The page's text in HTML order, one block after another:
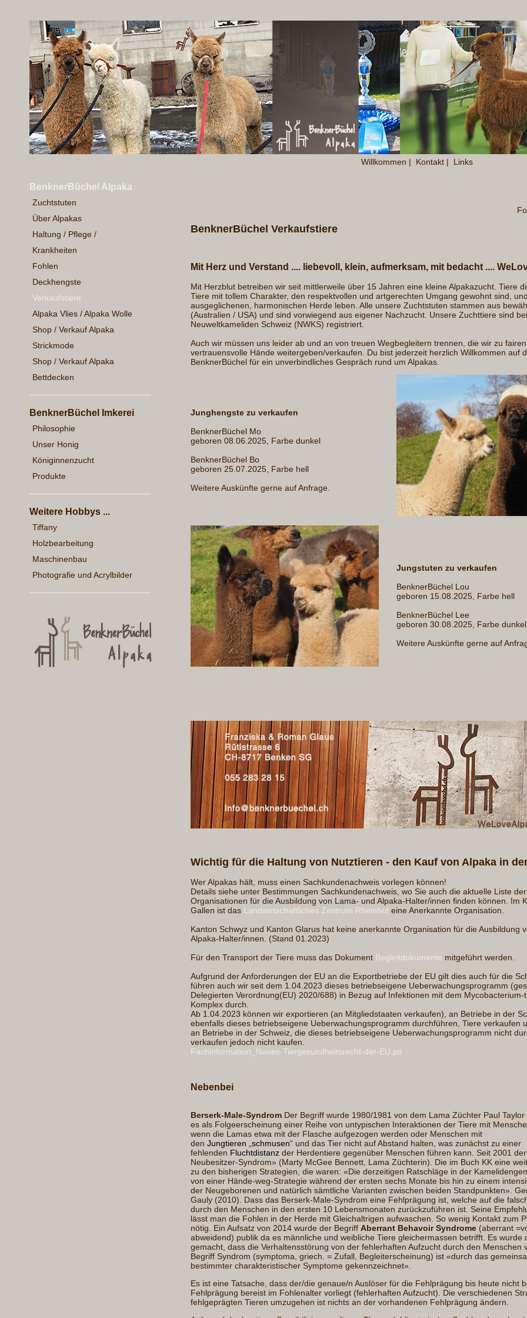
Willkommen | Kontakt | Links
BenknerBüchel Alpaka
Zuchtstuten
Über Alpakas
Haltung / Pflege /
Krankheiten
Fohlen
Deckhengste
Verkaufstiere
Alpaka Vlies / Alpaka Wolle
Shop / Verkauf Alpaka
Strickmode
Shop / Verkauf Alpaka
Bettdecken
BenknerBüchel Imkerei
Philosophie
Unser Honig
Königinnenzucht
Produkte
Weitere Hobbys ...
Tiffany
Holzbearbeitung
Maschinenbau
Photografie und Acrylbilder
BenknerBüchel Verkaufstiere
Mit Herz und Verstand .... liebevoll, klein, aufmerksam, mit bedacht ....
Mit Herzblut betreiben wir seit mittlerweile über 15 Jahren eine kleine Alpakazucht. Tiere
Tiere mit tollem Charakter, den respektvollen und artgerechten Umgang gewohnt sind,
ausgeglichenen, harmonischen Herde leben. Alle unsere Zuchtstuten stammen aus
(Australien / USA) und sind vorwiegend aus eigener Nachzucht. Unsere Zuchttiere sind
Neuweltkameliden Schweiz (NWKS) registriert.
Auch wir müssen uns leider ab und an von treuen Wegbegleitern trennen, die wir zu
vertrauensvolle Hände weitergeben/verkaufen. Du bist jederzeit herzlich Willkommen auf
BenknerBüchel für ein unverbindliches Gespräch rund um Alpakas.
Junghengste zu verkaufen
BenknerBüchel Mo
geboren 08.06.2025, Farbe dunkel
BenknerBüchel Bo
geboren 25.07.2025, Farbe hell
Weitere Auskünfte gerne auf Anfrage.
Jungstuten zu verkaufen
BenknerBüchel Lou
geboren 15.08.2025, Farbe hell
BenknerBüchel Lee
geboren 30.08.2025, Farbe dunkel
Weitere Auskünfte gerne auf
Wichtig für die Haltung von Nutztieren - den Kauf von Alpaka in
Wer Alpakas hält, muss einen Sachkundenachweis vorlegen können!
Details siehe unter Bestimmungen Sachkundenachweis, wo Sie auch die aktuelle Liste
Organisationen für die Ausbildung von Lama- und Alpaka-Halter/innen finden können. Im
Gallen ist das Landwirtschaftliches Zentrum Rheinhof eine Anerkannte Organisation.
Kanton Schwyz und Kanton Glarus hat keine anerkannte Organisation für die Ausbildung
Alpaka-Halter/innen. (Stand 01.2023)
Für den Transport der Tiere muss das Dokument Begleitdokumente mitgeführt werden.
Aufgrund der Anforderungen der EU an die Exportbetriebe der EU gilt dies auch für die
führen auch wir seit dem 1.04.2023 dieses betriebseigene Ueberwachungsprogramm
Delegierten Verordnung(EU) 2020/688) in Bezug auf Infektionen mit dem Mycobacterium-
Komplex durch.
Ab 1.04.2023 können wir exportieren (an Mitgliedstaaten verkaufen), an Betriebe in der
ebenfalls dieses betriebseigene Ueberwachungsprogramm durchführen, Tiere verkaufen
an Betriebe in der Schweiz, die dieses betriebseigene Ueberwachungsprogramm nicht
verkaufen jedoch nicht kaufen.
Fachinformation_Neues-Tiergesundheitsrecht-der-EU.pd
Nebenbei
Berserk-Male-Syndrom Der Begriff wurde 1980/1981 von dem Lama Züchter Paul
es als Folgeerscheinung einer Reihe von untypischen Interaktionen der Tiere mit
wenn die Lamas etwa mit der Flasche aufgezogen werden oder Menschen mit
den Jungtieren schmusen“ und das Tier nicht auf Abstand halten, was zunächst zu einer
fehlenden Fluchtdistanz der Herdentiere gegenüber Menschen führen kann. Seit 2001
Neubesitzer-Syndrom» (Marty McGee Bennett, Lama Züchterin). Die im Buch KK eine
zu den bisherigen Strategien, die waren: «Die derzeitigen Ratschläge in der
von einer Hände-weg-Strategie während der ersten sechs Monate bis hin zu einem
der Neugeborenen und natürlich sämtliche Varianten zwischen beiden Standpunkten».
Gauly (2010). Dass das Berserk-Male-Syndrom eine Fehlprägung ist, welche auf die
durch den Menschen in den ersten 10 Lebensmonaten zurückzuführen ist. Seine
lässt man die Fohlen in der Herde mit Gleichaltrigen aufwaschen. So wenig Kontakt zum
nötig. Ein Aufsatz von 2014 wurde der Begriff Aberrant Behavoir Syndrome (aberrant
abweidend) publik da es männliche und weibliche Tiere gleichermassen betrifft. Es wurde
gemacht, dass die Verhaltensstörung von der fehlerhaften Aufzucht durch den Menschen
Begriff Syndrom (symptoma, griech. = Zufall, Begleiterscheinung) ist «durch das
bestimmter charakteristischer Symptome gekennzeichnet».
Es ist eine Tatsache, dass der/die genaue/n Auslöser für die Fehlprägung bis heute nicht
Fehlprägung bereist im Fohlenalter vorliegt (fehlerhaften Aufzucht). Die verschiedenen
fehlgeprägten Tieren umzugehen ist nichts an der vorhandenen Fehlprägung ändern.